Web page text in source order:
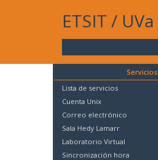
ETSIT / UVa
Servicios
Lista de servicios
Cuenta Unix
Correo electrónico
Sala Hedy Lamarr
Laboratorio Virtual
Sincronización hora